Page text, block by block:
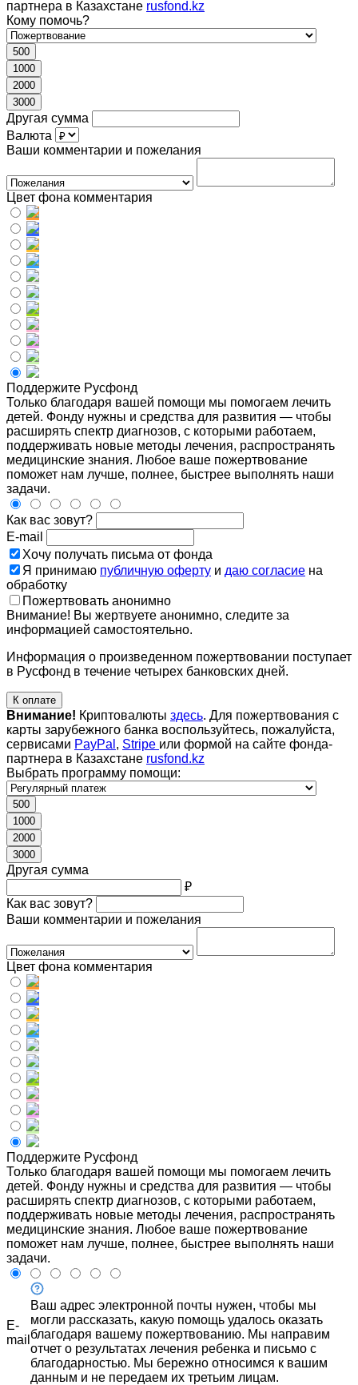
партнера в Казахстане rusfond.kz
Кому помочь?
500
1000
2000
3000
Другая сумма
Валюта
Ваши комментарии и пожелания
Цвет фона комментария
Поддержите Русфонд
Только благодаря вашей помощи мы помогаем лечить
детей. Фонду нужны и средства для развития — чтобы
расширять спектр диагнозов, с которыми работаем,
поддерживать новые методы лечения, распространять
медицинские знания. Любое ваше пожертвование
поможет нам лучше, полнее, быстрее выполнять наши
задачи.
Как вас зовут?
E-mail
Хочу получать письма от фонда
Я принимаю публичную оферту и даю согласие на
обработку
Пожертвовать анонимно
Внимание! Вы жертвуете анонимно, следите за
информацией самостоятельно.
Информация о произведенном пожертвовании поступает
в Русфонд в течение четырех банковских дней.
К оплате
Внимание! Криптовалюты здесь. Для пожертвования с
карты зарубежного банка воспользуйтесь, пожалуйста,
сервисами PayPal , Stripe или формой на сайте фонда-
партнера в Казахстане rusfond.kz
Выбрать программу помощи:
500
1000
2000
3000
Другая сумма
₽
Как вас зовут?
Ваши комментарии и пожелания
Цвет фона комментария
Поддержите Русфонд
Только благодаря вашей помощи мы помогаем лечить
детей. Фонду нужны и средства для развития — чтобы
расширять спектр диагнозов, с которыми работаем,
поддерживать новые методы лечения, распространять
медицинские знания. Любое ваше пожертвование
поможет нам лучше, полнее, быстрее выполнять наши
задачи.
E-
mail
Ваш адрес электронной почты нужен, чтобы мы
могли рассказать, какую помощь удалось оказать
благодаря вашему пожертвованию. Мы направим
отчет о результатах лечения ребенка и письмо с
благодарностью. Мы бережно относимся к вашим
данным и не передаем их третьим лицам.